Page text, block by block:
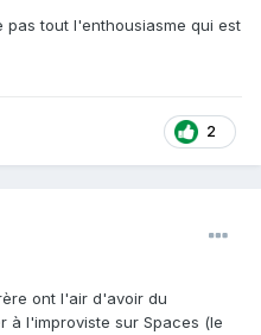
tout l'enthousiasme qui est
2
ont l'air d'avoir du
à l'improviste sur Spaces (le